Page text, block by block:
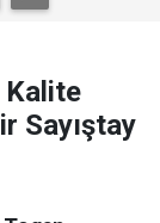
Kalite
Sayıştay